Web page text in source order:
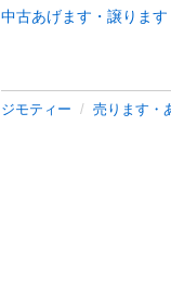
中古あげます・譲ります
ジモティー 売ります・